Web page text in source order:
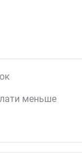
меньше